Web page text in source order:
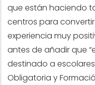
que están haciendo
centros para
experiencia muy
antes de añadir que
destinado a
Obligatoria y